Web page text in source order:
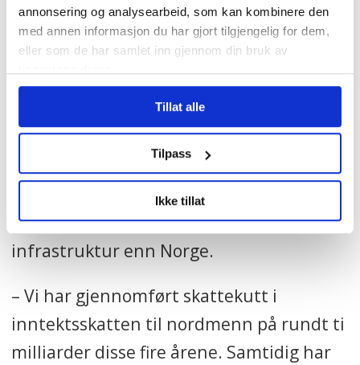
annonsering og analysearbeid, som kan kombinere den
med annen informasjon du har gjort tilgjengelig for dem,
eller som de har samlet inn gjennom din bruk av
Tillat alle
Tilpass
Ikke tillat
– Norge vil aldri være det landet som er
billigst eller med lavest skatt. Samtidig
ligger vi i verdenstoppen i produktivitet.
Han viser igjen til G20-toppmøtet. De
landene som har lavere skatt enn Norge,
har ofte dårligere helsevesen, dårligere
utdanningsvesen og dårligere
infrastruktur enn Norge.
– Vi har gjennomført skattekutt i
inntektsskatten til nordmenn på rundt ti
milliarder disse fire årene. Samtidig har